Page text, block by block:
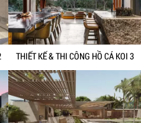
THIẾT KẾ & THI CÔNG HỒ CÁ KOI 3